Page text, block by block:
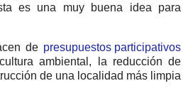
es una muy buena idea para
de presupuestos participativos
ambiental, la reducción de
de una localidad más limpia